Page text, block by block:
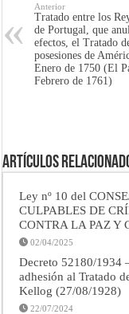
Anterior
Tratado entre los
de Portugal, que
efectos, el Tratado
posesiones de
Enero de 1750 (El
Febrero de 1761)
Artículos
Ley nº 10 del
CULPABLES DE
CONTRA LA PAZ Y
02/04/2025
Decreto 52180/1934
adhesión al Tratado
Kellog (27/08/1928)
22/07/2024